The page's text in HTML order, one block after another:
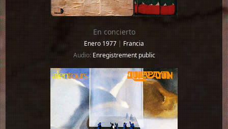
En concierto
Enero 1977|Francia
Audio:Enregistrement public